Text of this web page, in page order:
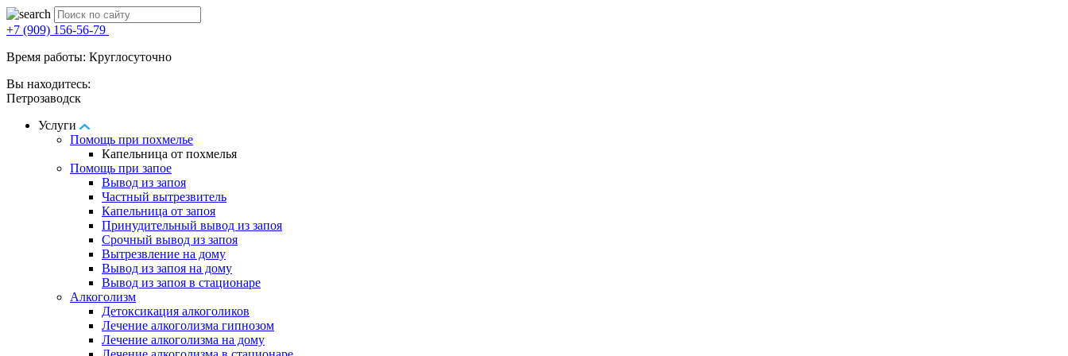
+7 (909) 156-56-79
Время работы: Круглосуточно
Вы находитесь:
Петрозаводск
Услуги
Помощь при похмелье
Капельница от похмелья
Помощь при запое
Вывод из запоя
Частный вытрезвитель
Капельница от запоя
Принудительный вывод из запоя
Срочный вывод из запоя
Вытрезвление на дому
Вывод из запоя на дому
Вывод из запоя в стационаре
Алкоголизм
Детоксикация алкоголиков
Лечение алкоголизма гипнозом
Лечение алкоголизма на дому